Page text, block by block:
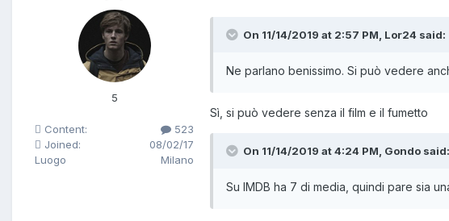
5
Content:
523
Joined:
08/02/17
Luogo
Milano
On 11/14/2019 at 2:57 PM, Lor24 said:
Ne parlano benissimo. Si può vedere
Sì, si può vedere senza il film e il fumetto
On 11/14/2019 at 4:24 PM, Gondo said:
Su IMDB ha 7 di media, quindi pare sia